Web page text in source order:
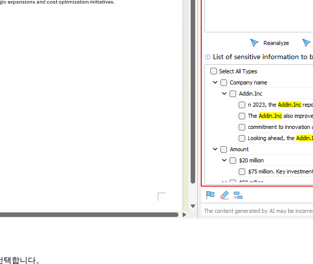
합니다。